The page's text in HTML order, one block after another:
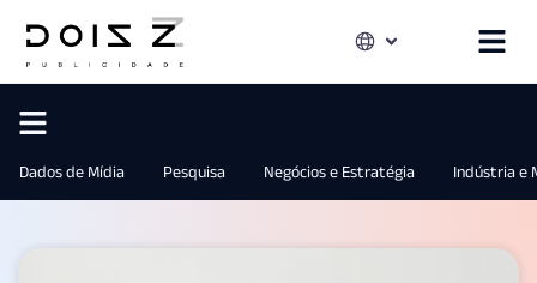
Dados de Mídia Pesquisa Negócios e Estratégia Indústria e